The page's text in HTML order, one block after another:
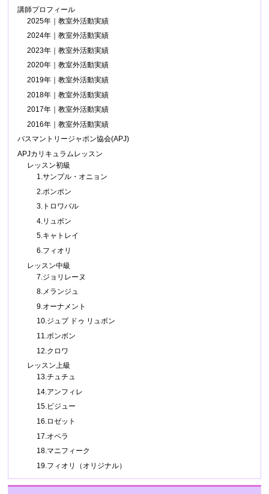
講師プロフィール
2025年｜教室外活動実績
2024年｜教室外活動実績
2023年｜教室外活動実績
2020年｜教室外活動実績
2019年｜教室外活動実績
2018年｜教室外活動実績
2017年｜教室外活動実績
2016年｜教室外活動実績
パスマントリージャポン協会(APJ)
APJカリキュラムレッスン
レッスン初級
1.サンプル・オニョン
2.ポンポン
3.トロワバル
4.リュボン
5.キャトレイ
6.フィオリ
レッスン中級
7.ジョリレーヌ
8.メランジュ
9.オーナメント
10.ジュプ ドゥ リュボン
11.ボンボン
12.クロワ
レッスン上級
13.チュチュ
14.アンフィレ
15.ビジュー
16.ロゼット
17.オペラ
18.マニフィーク
19.フィオリ（オリジナル）